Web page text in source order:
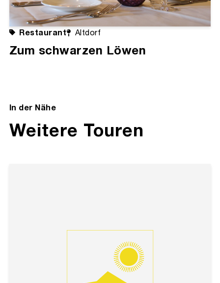
Restaurant Altdorf
Zum schwarzen Löwen
In der Nähe
Weitere Touren